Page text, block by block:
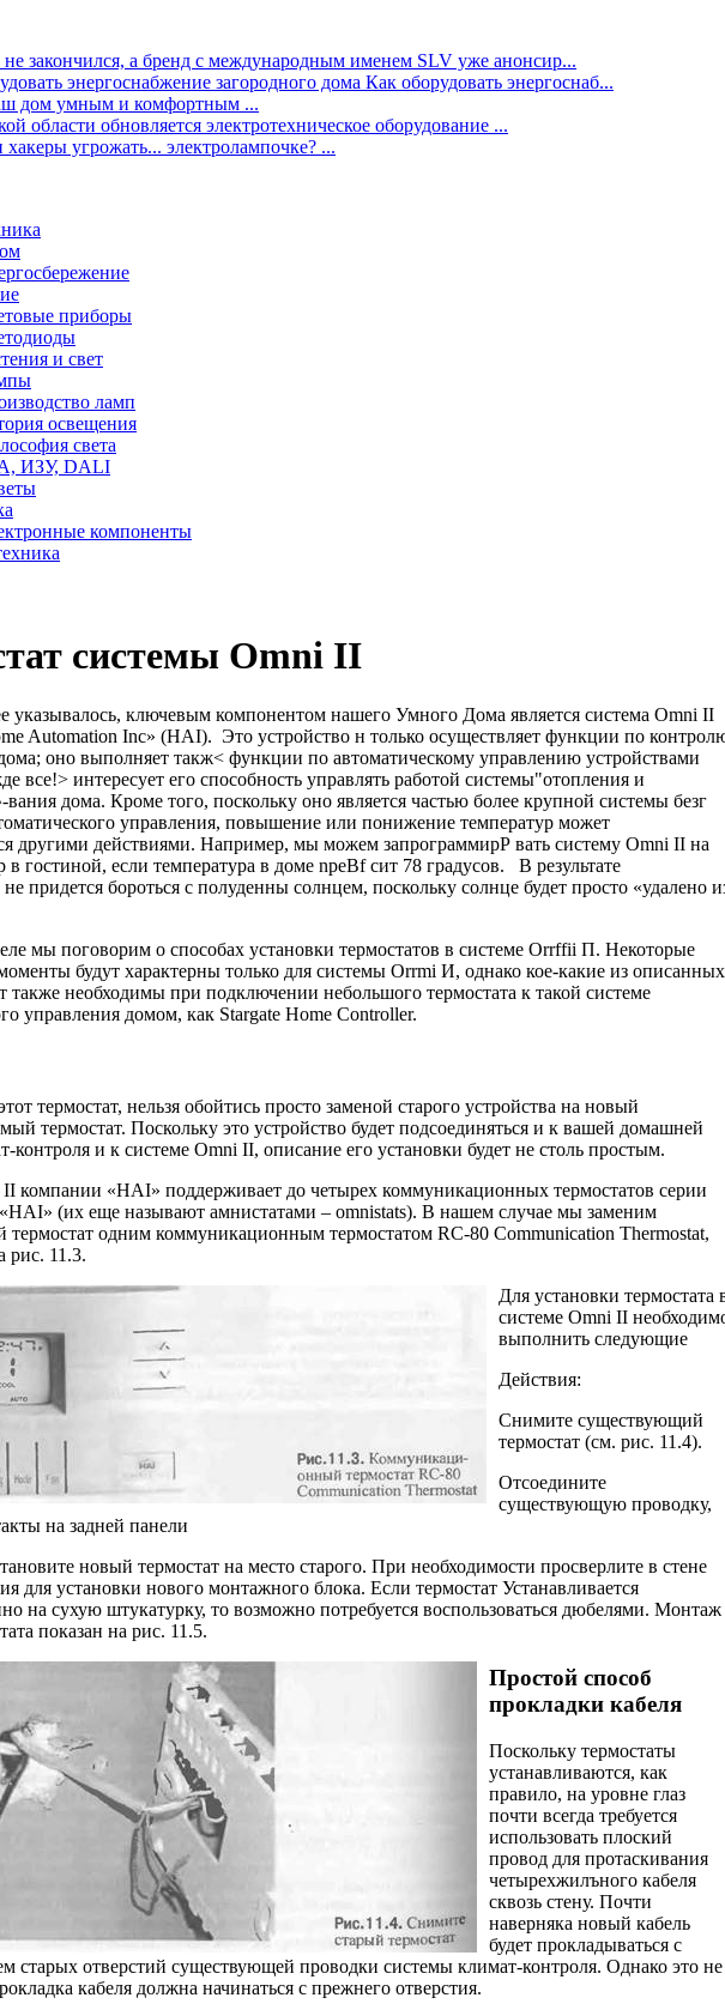
не закончился, а бренд с международным именем SLV уже анонсир...
энергоснабжение загородного дома Как оборудовать энергоснаб...
дом умным и комфортным ...
области обновляется электротехническое оборудование ...
угрожать... электролампочке? ...
приборы
и свет
ламп
освещения
света
ИЗУ, DALI
компоненты
системы Omni II
указывалось, ключевым компонентом нашего Умного Дома явля­ется система Omni II
Automation Inc» (HAI). Это устройство н только осуществляет функции по
оно выполняет такж< функции по автоматическому управлению устройствами
все!> интересует его способность управлять работой системы"отопления и
дома. Кроме того, поскольку оно является частью более крупной системы безг
управления, повышение или понижение температур может
другими действиями. Например, мы можем запрограммирР вать систему Omni II на
гостиной, если температура в доме npeBf сит 78 градусов. В результате
придется бороться с полуденны солнцем, поскольку солнце будет просто «удалено
мы поговорим о способах установки термостатов в системе Orrffii П. Некоторые
будут характерны только для системы Orrmi И, однако кое-какие из описанных
также необходимы при подключении небольшого термостата к такой системе
управле­ния домом, как Stargate Home Controller.
термостат, нельзя обойтись просто заменой старого устрой­ства на новый
термостат. Поскольку это устройство будет под­соединяться и к вашей домашней
контроля и к системе Omni II, описание его установки будет не столь простым.
компании «HAI» поддерживает до четырех коммуникационных термостатов серии
(их еще называют амнистатами – omnistats). В нашем случае мы заменим
одним коммуникационным термостатом RC-80 Communication Thermostat,
рис. 11.3.
Для установки термостата
системе Omni II
выполнить следующие
Действия:
Снимите существующий
термостат (см. рис. 11.4).
Отсоедините
существующую проводку,
на задней панели
новый термостат на место старого. При необходимости просверлите в стене
для установки нового монтажного блока. Если термостат Устанавливается
на сухую штукатурку, то возможно потребуется воспользоваться дюбелями. Монтаж
показан на рис. 11.5.
Простой способ
прокладки кабеля
Поскольку термостаты
устанавливаются, как
правило, на уровне глаз
почти всегда требуется
использовать плоский
провод для протаскивания
четырехжилъного кабеля
сквозь стену. Почти
наверняка новый кабель
будет прокладываться с
старых отверстий сущест­вующей проводки системы климат-контроля. Однако это не
кабеля должна начинаться с прежнего отверстия.